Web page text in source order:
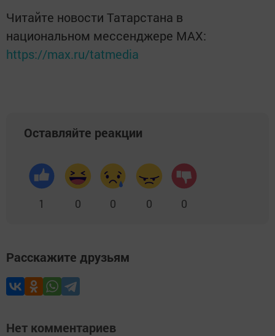
Читайте новости Татарстана в
национальном мессенджере MАХ:
https://max.ru/tatmedia
Оставляйте реакции
1 0 0 0 0
Расскажите друзьям
Нет комментариев